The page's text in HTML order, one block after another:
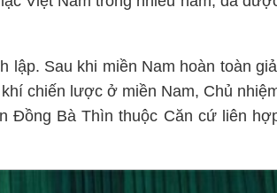
lập. Sau khi miền Nam hoàn toàn
chiến lược ở miền Nam, Chủ
Đồng Bà Thìn thuộc Căn cứ liên